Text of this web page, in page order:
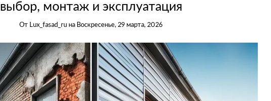
выбор, монтаж и эксплуатация
От Lux_fasad_ru на Воскресенье, 29 марта, 2026